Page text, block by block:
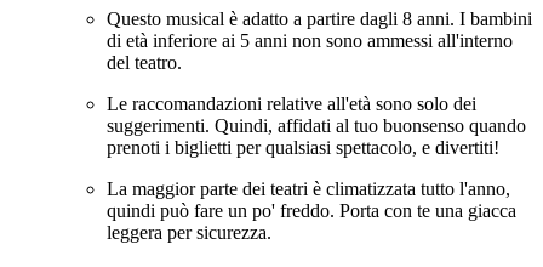
Questo musical è adatto a partire dagli 8 anni. I bambini
di età inferiore ai 5 anni non sono ammessi all'interno
del teatro.
Le raccomandazioni relative all'età sono solo dei
suggerimenti. Quindi, affidati al tuo buonsenso quando
prenoti i biglietti per qualsiasi spettacolo, e divertiti!
La maggior parte dei teatri è climatizzata tutto l'anno,
quindi può fare un po' freddo. Porta con te una giacca
leggera per sicurezza.